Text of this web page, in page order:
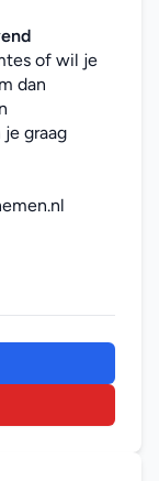
of wil je
dan
graag